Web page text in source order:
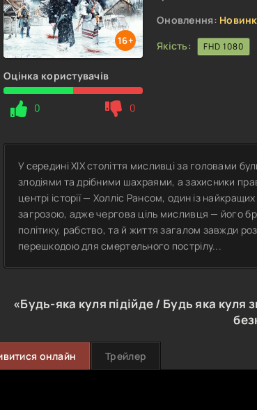
16+
Оцінка користувачів
0 0
Оновлення:
Якість:
FHD 1080
У середині XIX століття мисливці за головами
злодіями та дрібними шахраями, а захисники
центрі історії — Холліс Рансом, один із
загрозою, адже чергова ціль мисливця — його
політику, рабство, та й життя загалом завжди
перешкодою для смертельного пострілу...
«Будь-яка куля підійде / Будь яка куля
онлайн Трейлер